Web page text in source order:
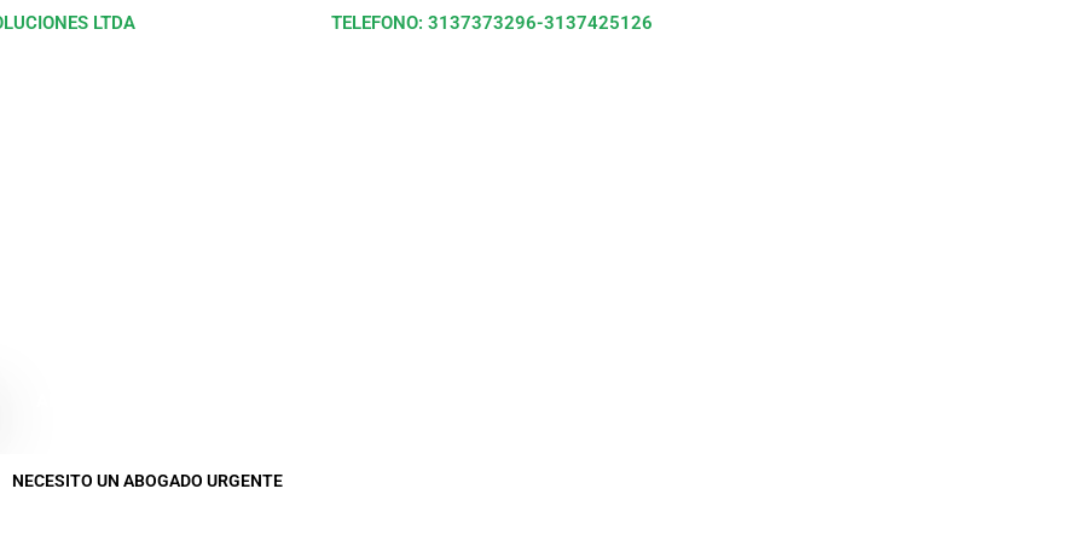
LTDA TELEFONO: 3137373296-3137425126
NECESITO UN ABOGADO URGENTE